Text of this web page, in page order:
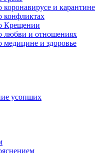
и карантине
конфликтах
Крещении
любви и отношениях
и здоровье
усопших